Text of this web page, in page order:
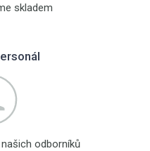
skladem
odborníků